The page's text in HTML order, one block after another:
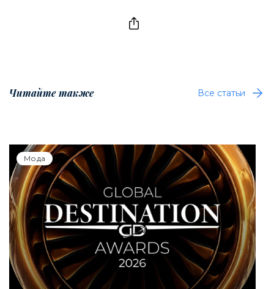
Читайте также Все статьи